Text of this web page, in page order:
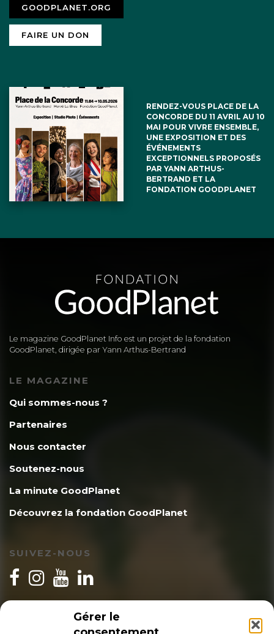
Gérer le
GOODPLANET.ORG
FAIRE UN DON
RENDEZ-VOUS PLACE DE LA
CONCORDE DU 11 AVRIL AU 10
MAI POUR VIVRE ENSEMBLE,
UNE EXPOSITION ET DES
ÉVÉNEMENTS
EXCEPTIONNELS PROPOSÉS
PAR YANN ARTHUS-
BERTRAND ET LA
FONDATION GOODPLANET
Le magazine GoodPlanet Info est un projet de la fondation
GoodPlanet, dirigée par Yann Arthus-Bertrand
LE MAGAZINE
Qui sommes-nous ?
Partenaires
Nous contacter
Soutenez-nous
La minute GoodPlanet
Découvrez la fondation GoodPlanet
SUIVEZ-NOUS
INSCRIPTION NEWSLETTER